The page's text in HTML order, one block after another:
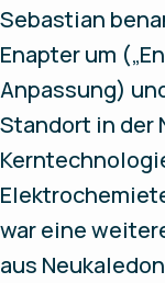
Sebastian
Enapter um
Anpassung)
Standort in der
war eine
aus